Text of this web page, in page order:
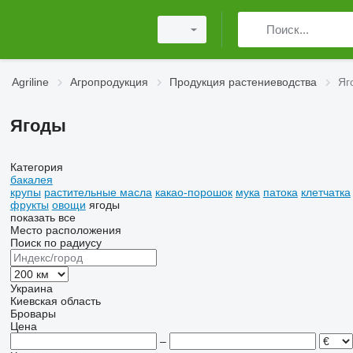
Agriline Агропродукция Продукция растениеводства
Ягоды
Категория
бакалея
крупы растительные масла какао-порошок мука патока клетчатка
фрукты овощи ягоды
показать все
Место расположения
Поиск по радиусу
Украина
Киевская область
Бровары
Цена
–